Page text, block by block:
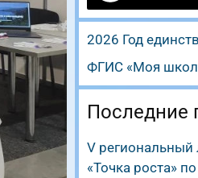
2026 Год
ФГИС «Моя
Последние
V региональный
«Точка роста»